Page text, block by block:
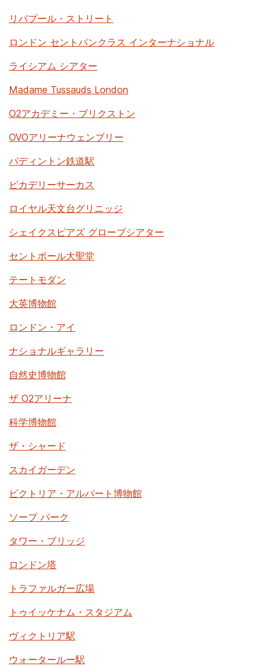
リバプール・ストリート
ロンドン セントパンクラス インターナショナル
ライシアム シアター
Madame Tussauds London
O2アカデミー・ブリクストン
OVOアリーナウェンブリー
パディントン鉄道駅
ピカデリーサーカス
ロイヤル天文台グリニッジ
シェイクスピアズ グローブシアター
セントポール大聖堂
テートモダン
大英博物館
ロンドン・アイ
ナショナルギャラリー
自然史博物館
ザ O2アリーナ
科学博物館
ザ・シャード
スカイガーデン
ビクトリア・アルバート博物館
ソープ パーク
タワー・ブリッジ
ロンドン塔
トラファルガー広場
トゥイッケナム・スタジアム
ヴィクトリア駅
ウォータールー駅